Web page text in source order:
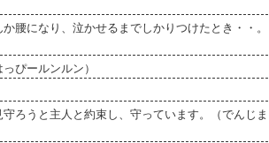
腰になり、泣かせるまでしかりつけたとき・・。
ぴールンルン）
ろうと主人と約束し、守っています。（でんじま